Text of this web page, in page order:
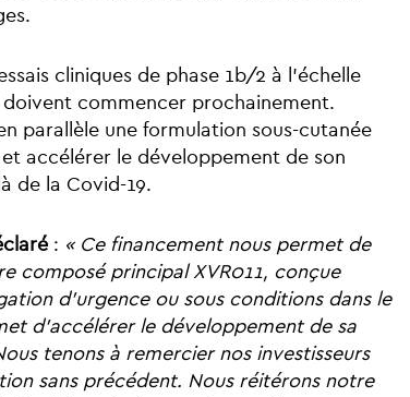
cliniques de phase 1b/2 à l’échelle
commencer prochainement.
parallèle une formulation sous-cutanée
accélérer le développement de son
de la Covid-19.
: « Ce financement nous permet de
composé principal XVR011, conçue
d’urgence ou sous conditions dans le
d’accélérer le développement de sa
tenons à remercier nos investisseurs
sans précédent. Nous réitérons notre